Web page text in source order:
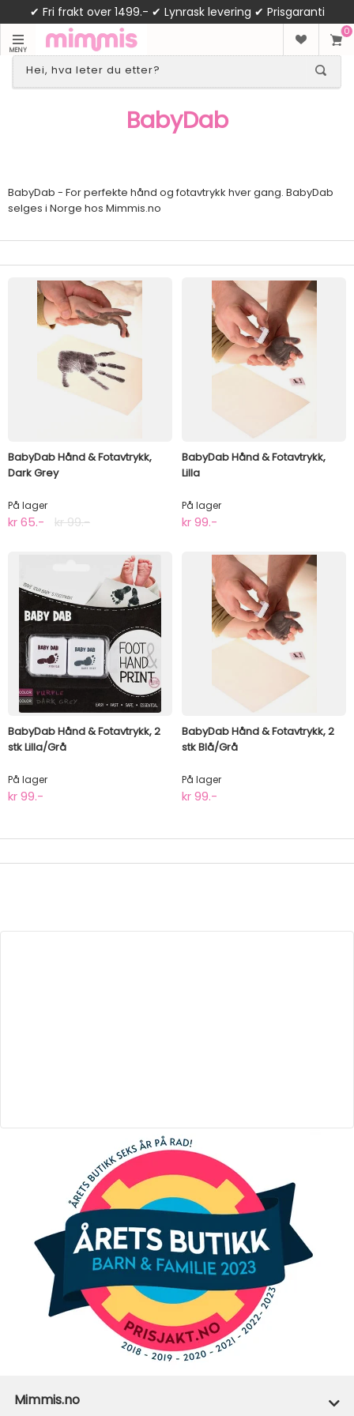
✔ Fri frakt over 1499.- ✔ Lynrask levering ✔ Prisgaranti
MENY
0
BabyDab
BabyDab - For perfekte hånd og fotavtrykk hver gang. BabyDab
selges i Norge hos Mimmis.no
BabyDab Hånd & Fotavtrykk,
Dark Grey
På lager
kr 65.- kr 99.-
BabyDab Hånd & Fotavtrykk,
Lilla
På lager
kr 99.-
BabyDab Hånd & Fotavtrykk, 2
stk Lilla/Grå
På lager
kr 99.-
BabyDab Hånd & Fotavtrykk, 2
stk Blå/Grå
På lager
kr 99.-
Mimmis.no